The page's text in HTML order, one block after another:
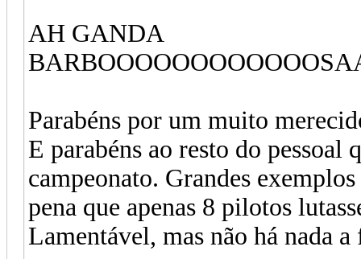
AH GANDA
Parabéns por um muito
E parabéns ao resto do pessoal
campeonato. Grandes
pena que apenas 8 pilotos
Lamentável, mas não há nada a